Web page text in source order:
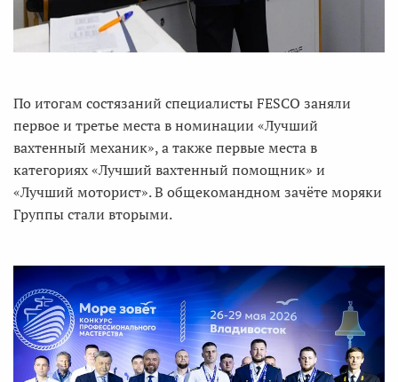
По итогам состязаний специалисты FESCO заняли
первое и третье места в номинации «Лучший
вахтенный механик», а также первые места в
категориях «Лучший вахтенный помощник» и
«Лучший моторист». В общекомандном зачёте моряки
Группы стали вторыми.